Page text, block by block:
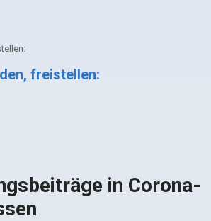
freistellen:
in Corona-